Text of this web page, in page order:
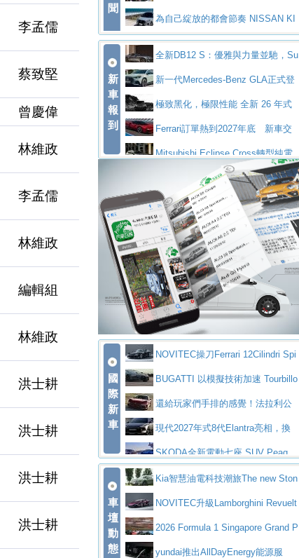
李孟儒
蔡致堅
曾慶偉
林維政
李孟儒
林維政
編輯組
林維政
洪士耕
洪士耕
洪士耕
洪士耕
聞
迴 結合生活體驗、交通安全與購車優惠
為自己綻放的都會節奏 NISSAN KI
CKS SAKURA為品味獨具層峰買家打造的頂級座
駕，MAZDA CX-90 33T AWD Premium Ca
ptain Seat
EV
技的座駕! Ford Territory中型油電休旅
SO Super Great今日在台登場，結合先進安
ntis四品牌經銷權，全新多品牌旗艦展示中
心開幕啟用
屏東特搜大隊再添新利器 SITRAK
救助器材車買氣不衰、SUZUKI經銷商勇於開啟
全新大店，新北都鈴木占地500坪土城旗艦
展示中心開幕
2025第七屆ISUZU運轉職人挑戰賽
熱血登場 展現極致車技與專業職人精神
H2GP世界總決賽圓滿落幕 台灣團
隊表現精彩淨零減碳指標性應用 純電動水泥預
拌車 消防車除了滅火裝備還需要什麼？
一探SITRAK “準” 消防車的究竟
大益金龍初試啼聲，汽柴油5噸貨車
不是對手正宗年鑑2025年全球自動車年鑑1月
下旬問世！2024第六屆ISUZU運轉職人挑戰賽
首度前進南台灣熱烈開戰
豪華電能休旅新星 Audi Q4 Sportba
ck 55 e-tron S lineScania Taiwan 逆風而行，加深力
道投資布局
新
車
報
到
全新DB12 S：優雅與力量並馳，Su
per Tourer的顛峰之作
新一代Mercedes-Benz GLA正式登
場 續航最高657公里、支援320kW快充
極致黑化，極限性能 全新 26 年式
DEFENDER OCTA BLACK 限量登台
Ferrari訂單熱到2027年底 新車交
付至少得等一年以上
Mitsubishi Eclipse Cross轉型純電
休旅 87kWh電池續航超過600公里
全新BMW 318i Touring豪華旅行車
全台限量200台 進化現型
不等零關稅的紅利，Jeep品牌今日
起展開首批車交車Volvo EX60 即將叩關，靜肅性、底
盤與數位介面搶先揭露
Audi Q9 將於 2026 年底上市 旗艦
大型 SUV 鎖定七人座豪華市場
BMW攜手漫威電影【蜘蛛人：重生
日】 Skoda 發表全新 Peaq 內裝：七人
座純電旗艦 SUV，行李廂最大可達 935 公
升
全新純電 Mercedes-Benz C 400 4
MATIC Electric 登場
奢華與科技大躍進，MAZDA全新3
代CX-5全方位進化提前亮相並展開預售94.9
萬起
馬自達公布 2027 年式 MX-5 更
新，新增 Yakudo 特別版
Skoda Peaq 發表全新電動動力系
統 最長續航逾 640 公里、支援雙向供電
BMW M2 首度導入 xDrive 四驅，
美國與瑞士需求成關鍵推手
The all-new T-Roc 魅力 自成焦點
Maserati GT2 Stradale「Tribute to
MC12」全球首度亮相
迎接 RANGE ROVER 品牌家族第
五位成員 全新 RANGE ROVER GT 預告登
場
造型華麗時尚、科技座艙再進化，P
eugeot 208小改款發表上市94.8萬起
國
際
新
車
NOVITEC操刀Ferrari 12Cilindri Spi
der 碳纖維空力、鍛造輪圈與Inconel排氣
上身
BUGATTI 以模擬技術加速 Tourbillo
n 動態開發還給玩家們手排的感覺！法拉利公
布12Cilidri Manaule手排超跑產品細節
現代2027年式8代Elantra亮相，換
裝更銳利的造型、更先進的資訊娛樂系統及
更高效的動力
SKODA全新電動七座 SUV Peaq
問世，擁有品牌史上最寬敞且豪華的座艙
AUDI推出首款高性能油電超跑Nuvo
lari，0到100公里加速2.6秒、極速350公里
／小時
百年三叉戟傳奇再啟程 Maserati 重
返 1000 Miglia 傳承競速榮耀
法拉利首款純電跑車Luce亮相，最
大馬力超過1000匹並具備530公里最大續航
小車大空間、座艙科技更先進，SK
車
壇
動
態
Kia智慧油電科技潮旅The new Ston
ic 1-7月累計銷量創歷史新高
NOVITEC升級Lamborghini Revuelt
o 綜效輸出增至1,048匹
2026 Formula 1 Singapore Grand P
rix 新加坡大獎賽 Audi 極速之旅開放報名
yundai推出AllDayEnergy能源服